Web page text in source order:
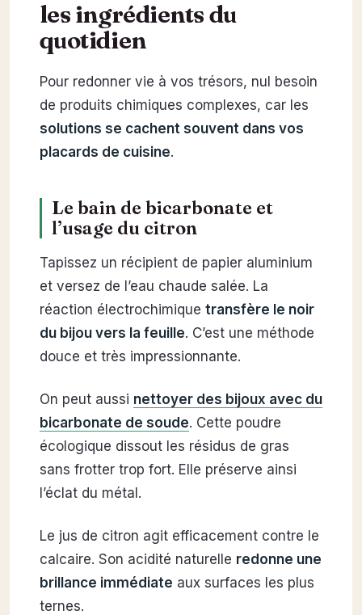
les ingrédients du
quotidien
Pour redonner vie à vos trésors, nul besoin
de produits chimiques complexes, car les
solutions se cachent souvent dans vos
placards de cuisine.
Le bain de bicarbonate et
l’usage du citron
Tapissez un récipient de papier aluminium
et versez de l’eau chaude salée. La
réaction électrochimique transfère le noir
du bijou vers la feuille. C’est une méthode
douce et très impressionnante.
On peut aussi nettoyer des bijoux avec du
bicarbonate de soude. Cette poudre
écologique dissout les résidus de gras
sans frotter trop fort. Elle préserve ainsi
l’éclat du métal.
Le jus de citron agit efficacement contre le
calcaire. Son acidité naturelle redonne une
brillance immédiate aux surfaces les plus
ternes.